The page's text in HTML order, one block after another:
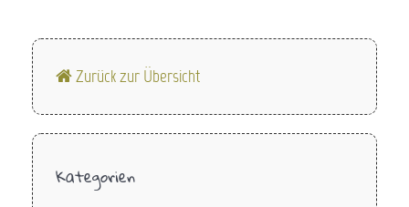
Zurück zur Übersicht
Kategorien